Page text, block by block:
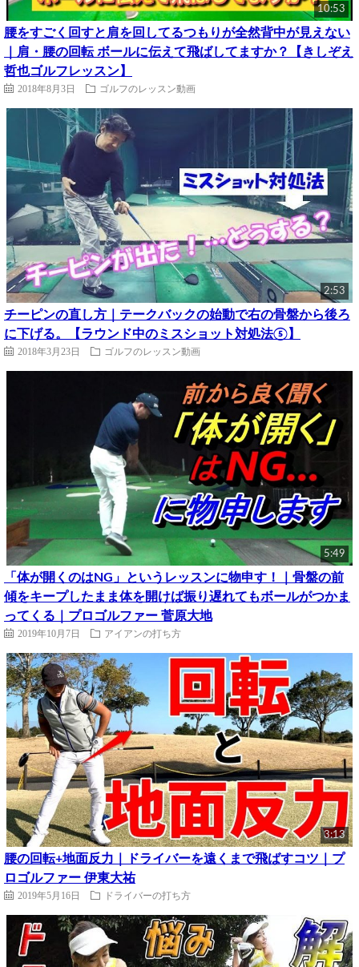
10:53
腰をすごく回すと肩を回してるつもりが全然背中が見えない
｜肩・腰の回転 ボールに伝えて飛ばしてますか？【きしぞえ
哲也ゴルフレッスン】
2018年8月3日 ゴルフのレッスン動画
2:53
チーピンの直し方｜テークバックの始動で右の骨盤から後ろ
に下げる。【ラウンド中のミスショット対処法⑤】
2018年3月23日 ゴルフのレッスン動画
5:49
「体が開くのはNG」というレッスンに物申す！｜骨盤の前
傾をキープしたまま体を開けば振り遅れてもボールがつかま
ってくる｜プロゴルファー 菅原大地
2019年10月7日 アイアンの打ち方
3:13
腰の回転+地面反力｜ドライバーを遠くまで飛ばすコツ｜プ
ロゴルファー 伊東大祐
2019年5月16日 ドライバーの打ち方